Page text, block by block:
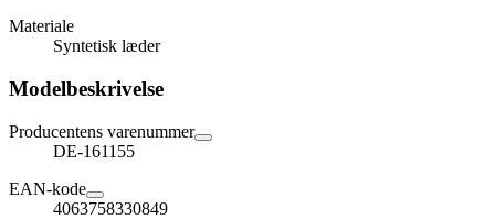
Materiale
Syntetisk læder
Modelbeskrivelse
Producentens varenummer
DE-161155
EAN-kode
4063758330849